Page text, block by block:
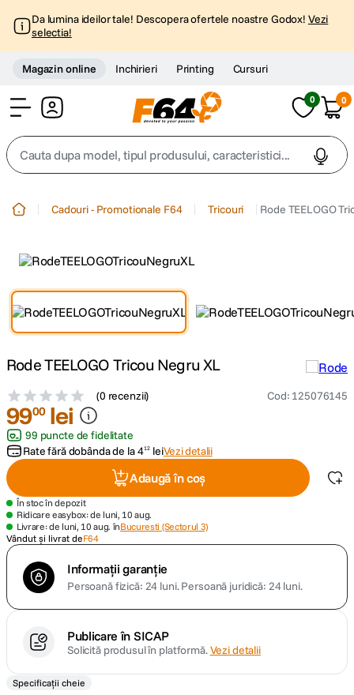
Da lumina ideilor tale! Descopera ofertele noastre Godox! Vezi
selectia!
Magazin online Inchirieri Printing Cursuri
0 0
Cauta dupa model, tipul produsului, caracteristici...
3. trepied telefon
canon sx740 hs
lavaliera
sony fx
8. card memorie
9. dji mic mini
10. dji osmo
Cadouri - Promotionale F64 Tricouri Rode TEELOGO
Rode TEELOGO Tricou Negru XL
(0 recenzii) Cod: 125076145
9900 lei
99 puncte de fidelitate
Rate fără dobânda de la412 leiVezi detalii
Adaugă în coș
În stoc în depozit
Ridicare easybox: de luni, 10 aug.
Livrare: de luni, 10 aug. înBucuresti (Sectorul 3)
Vândut și livrat deF64
Informații garanție
Persoană fizică: 24 luni.Persoană juridică: 24 luni.
Publicare în SICAP
Solicită produsul în platformă.Vezi detalii
Specificații cheie